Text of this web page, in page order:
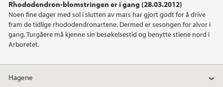
Rhododendron-blomstringen er i gang (28.03.2012)
Noen fine dager med sol i slutten av mars har gjort godt for å drive
fram de tidlige rhododendronartene. Dermed er sesongen for alvor i
gang. Turgåere må kjenne sin besøkelsestid og benytte stiene nord i
Arboretet.
2021
2019
Hagene